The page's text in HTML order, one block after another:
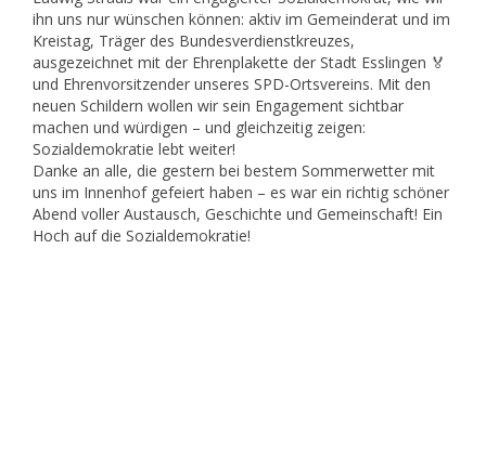
ihn uns nur wünschen können: aktiv im Gemeinderat und im
Kreistag, Träger des Bundesverdienstkreuzes,
ausgezeichnet mit der Ehrenplakette der Stadt Esslingen 🏅
und Ehrenvorsitzender unseres SPD-Ortsvereins. Mit den
neuen Schildern wollen wir sein Engagement sichtbar
machen und würdigen – und gleichzeitig zeigen:
Sozialdemokratie lebt weiter!
Danke an alle, die gestern bei bestem Sommerwetter mit
uns im Innenhof gefeiert haben – es war ein richtig schöner
Abend voller Austausch, Geschichte und Gemeinschaft! Ein
Hoch auf die Sozialdemokratie!